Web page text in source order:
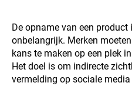
De opname van een
onbelangrijk. Merken
kans te maken op een plek
Het doel is om indirecte
vermelding op sociale